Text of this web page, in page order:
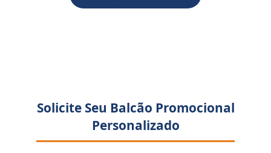
Solicite Seu Balcão Promocional
Personalizado